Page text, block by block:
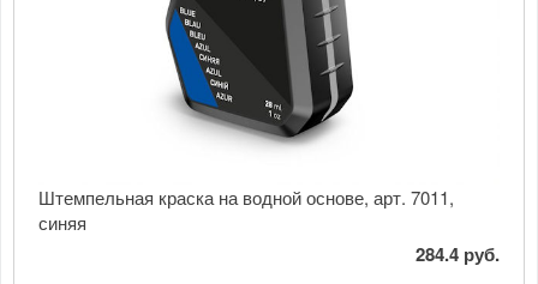
Штемпельная краска на водной основе, арт. 7011,
синяя
284.4 руб.